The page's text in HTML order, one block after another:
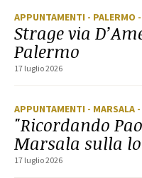
APPUNTAMENTI - PALERMO
Strage via
Palermo
17 luglio 2026
APPUNTAMENTI - MARSALA
"Ricordando
Marsala sulla
17 luglio 2026